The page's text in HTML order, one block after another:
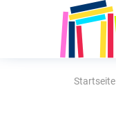
Startseite